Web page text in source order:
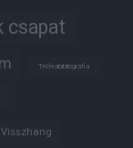
csapat
Trófeabibliográfia
Visszhang